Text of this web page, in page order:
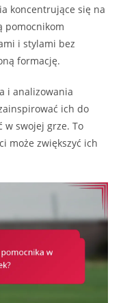
koncentrujące się na
pomocnikom
i stylami bez
formację.
i analizowania
ich do
w swojej grze. To
może zwiększyć ich